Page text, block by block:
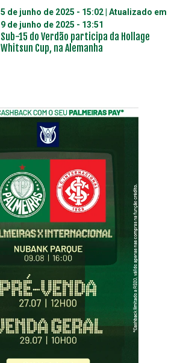
5 de junho de 2025 - 15:02 | Atualizado em
9 de junho de 2025 - 13:51
Sub-15 do Verdão participa da Hollage
Whitsun Cup, na Alemanha